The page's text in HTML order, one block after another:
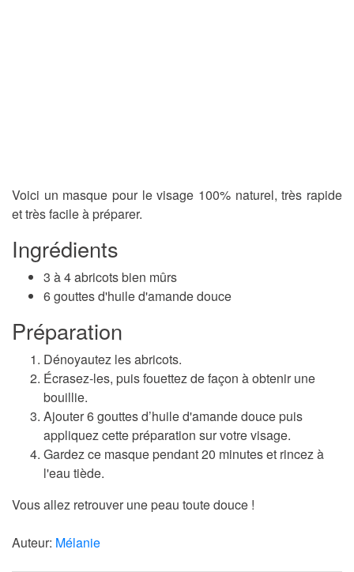
Voici un masque pour le visage 100% naturel, très rapide
et très facile à préparer.
Ingrédients
3 à 4 abricots bien mûrs
6 gouttes d'huile d'amande douce
Préparation
Dénoyautez les abricots.
Écrasez-les, puis fouettez de façon à obtenir une
bouillie.
Ajouter 6 gouttes d’huile d'amande douce puis
appliquez cette préparation sur votre visage.
Gardez ce masque pendant 20 minutes et rincez à
l'eau tiède.
Vous allez retrouver une peau toute douce !
Auteur: Mélanie